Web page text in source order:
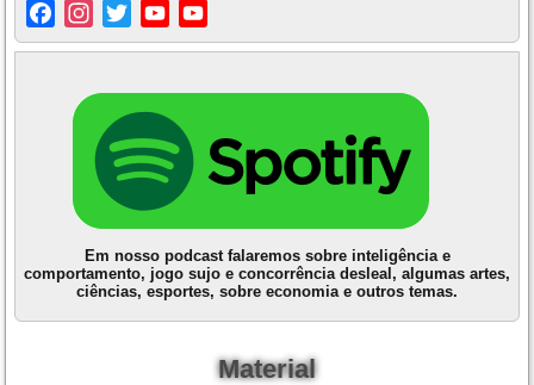
FacebookInstagramTwitterYouTube
Channel
Em nosso podcast falaremos sobre inteligência e
comportamento, jogo sujo e concorrência desleal, algumas artes,
ciências, esportes, sobre economia e outros temas.
Material